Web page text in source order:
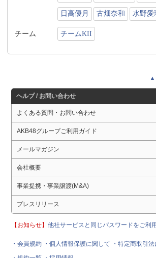
日高優月 古畑奈和 水野愛
チーム チームKII
▲
ヘルプ / お問い合わせ
よくある質問・お問い合わせ
AKB48グループご利用ガイド
メールマガジン
会社概要
事業提携・事業譲渡(M&A)
プレスリリース
【お知らせ】他社サービスと同じパスワードをご利
・会員規約 ・個人情報保護に関して
・特定商取引